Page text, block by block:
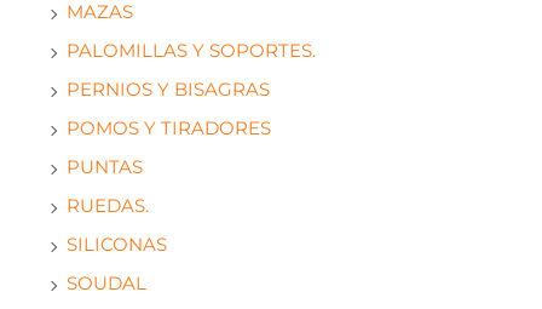
MAZAS
PALOMILLAS Y SOPORTES.
PERNIOS Y BISAGRAS
POMOS Y TIRADORES
PUNTAS
RUEDAS.
SILICONAS
SOUDAL